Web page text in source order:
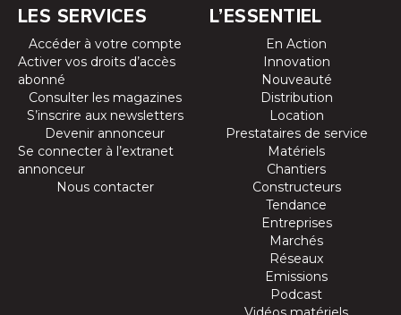
LES SERVICES
Accéder à votre compte
Activer vos droits d’accès
abonné
Consulter les magazines
S’inscrire aux newsletters
Devenir annonceur
Se connecter à l’extranet
annonceur
Nous contacter
L’ESSENTIEL
En Action
Innovation
Nouveauté
Distribution
Location
Prestataires de service
Matériels
Chantiers
Constructeurs
Tendance
Entreprises
Marchés
Réseaux
Emissions
Podcast